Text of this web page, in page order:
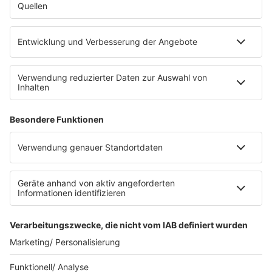
Die Uniklinik Tübingen hat ein neues Fahrradparkhaus
eröffnet. Direkt an der Medizinischen Klinik bietet es
E-Bikes über eine Photovoltaikanlage auf dem …
Impressum
Datenschutzerklärung
Datenschutzeinstellungen